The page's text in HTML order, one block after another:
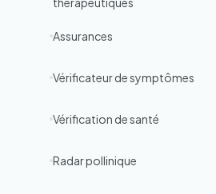
Assurances
Vérificateur de symptômes
Vérification de santé
Radar pollinique